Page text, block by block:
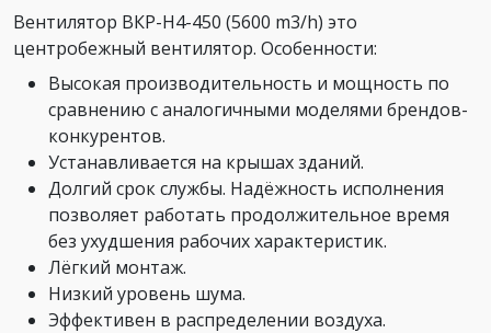
Вентилятор ВКР-Н4-450 (5600 m3/h) это
центробежный вентилятор. Особенности:
Высокая производительность и мощность по
сравнению с аналогичными моделями брендов-
конкурентов.
Устанавливается на крышах зданий.
Долгий срок службы. Надёжность исполнения
позволяет работать продолжительное время
без ухудшения рабочих характеристик.
Лёгкий монтаж.
Низкий уровень шума.
Эффективен в распределении воздуха.